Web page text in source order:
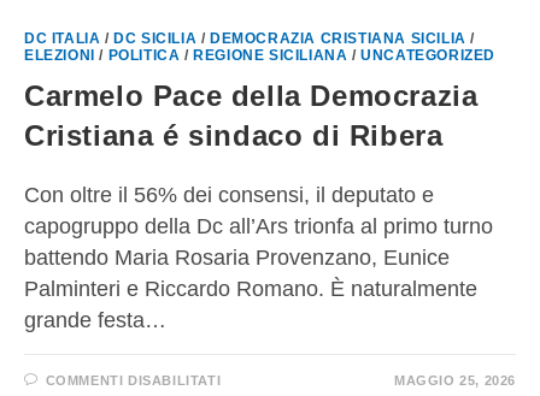
DC ITALIA / DC SICILIA / DEMOCRAZIA CRISTIANA SICILIA /
ELEZIONI
/ POLITICA / REGIONE SICILIANA /UNCATEGORIZED
Carmelo Pace della Democrazia
Cristiana é sindaco di Ribera
Con oltre il 56% dei consensi, il deputato e
capogruppo della Dc all’Ars trionfa al primo turno
battendo Maria Rosaria Provenzano, Eunice
Palminteri e Riccardo Romano. È naturalmente
grande festa…
COMMENTI DISABILITATI MAGGIO 25, 2026